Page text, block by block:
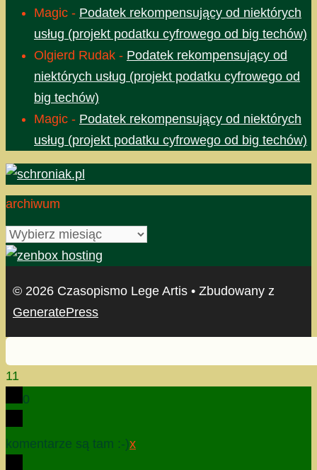
Magic - Podatek rekompensujący od niektórych
usług (projekt podatku cyfrowego od big techów)
Olgierd Rudak - Podatek rekompensujący od
niektórych usług (projekt podatku cyfrowego od
big techów)
Magic - Podatek rekompensujący od niektórych
usług (projekt podatku cyfrowego od big techów)
archiwum
archiwum
© 2026 Czasopismo Lege Artis • Zbudowany z
GeneratePress
11
0
komentarze są tam :-)x